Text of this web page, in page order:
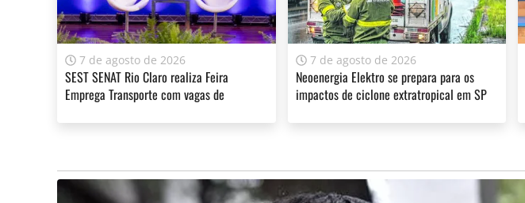
7 de agosto de 2026
SEST SENAT Rio Claro realiza Feira
Emprega Transporte com vagas de
7 de agosto de 2026
Neoenergia Elektro se prepara para os
impactos de ciclone extratropical em SP